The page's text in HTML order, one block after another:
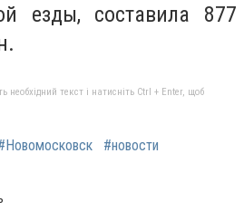
езды, составила 877
текст і натисніть Ctrl + Enter, щоб
#новости